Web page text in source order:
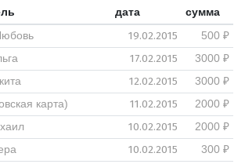
дата
сумма
19.02.2015
500 ₽
17.02.2015
3000 ₽
12.02.2015
3000 ₽
карта)
11.02.2015
2000 ₽
10.02.2015
2000 ₽
10.02.2015
300 ₽